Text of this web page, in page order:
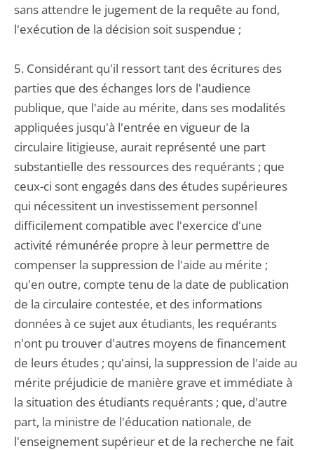
sans attendre le jugement de la requête au fond,
l'exécution de la décision soit suspendue ;
5. Considérant qu'il ressort tant des écritures des
parties que des échanges lors de l'audience
publique, que l'aide au mérite, dans ses modalités
appliquées jusqu'à l'entrée en vigueur de la
circulaire litigieuse, aurait représenté une part
substantielle des ressources des requérants ; que
ceux-ci sont engagés dans des études supérieures
qui nécessitent un investissement personnel
difficilement compatible avec l'exercice d'une
activité rémunérée propre à leur permettre de
compenser la suppression de l'aide au mérite ;
qu'en outre, compte tenu de la date de publication
de la circulaire contestée, et des informations
données à ce sujet aux étudiants, les requérants
n'ont pu trouver d'autres moyens de financement
de leurs études ; qu'ainsi, la suppression de l'aide au
mérite préjudicie de manière grave et immédiate à
la situation des étudiants requérants ; que, d'autre
part, la ministre de l'éducation nationale, de
l'enseignement supérieur et de la recherche ne fait